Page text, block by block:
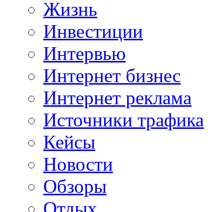
Жизнь
Инвестиции
Интервью
Интернет бизнес
Интернет реклама
Источники трафика
Кейсы
Новости
Обзоры